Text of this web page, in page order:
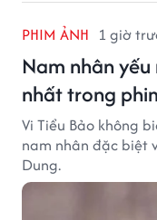
PHIM ẢNH 1 giờ
Nam nhân
nhất trong
Vi Tiểu Bảo không
nam nhân đặc biệt
Dung.